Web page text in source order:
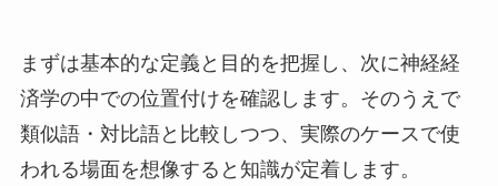
まずは基本的な定義と目的を把握し、次に神経経
済学の中での位置付けを確認します。そのうえで
類似語・対比語と比較しつつ、実際のケースで使
われる場面を想像すると知識が定着します。